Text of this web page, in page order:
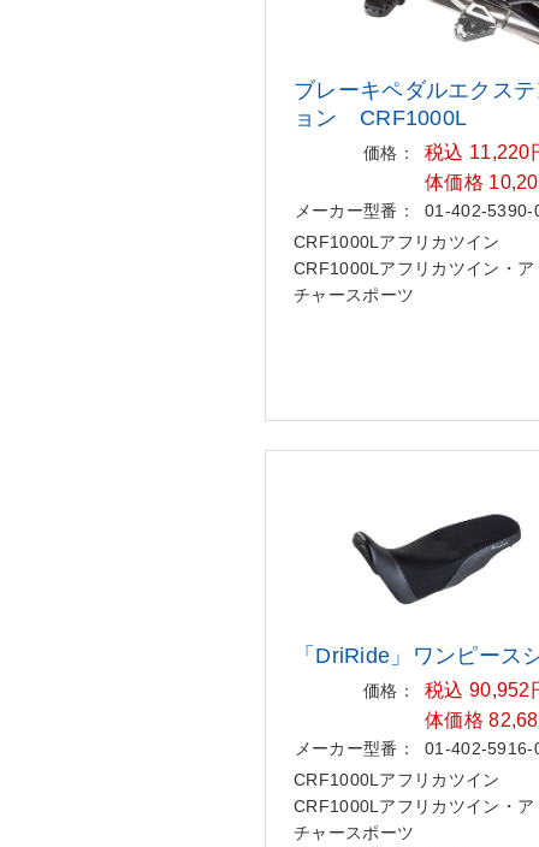
ブレーキペダルエクス
ョン CRF1000L
価格：
税込 11,220
体価格
メーカー型番：
01-402-5390-
CRF1000Lアフリカツイン
CRF1000Lアフリカツイン・ア
チャースポーツ
「DriRide」ワンピース
価格：
税込 90,952
体価格
メーカー型番：
01-402-5916-
CRF1000Lアフリカツイン
CRF1000Lアフリカツイン・ア
チャースポーツ